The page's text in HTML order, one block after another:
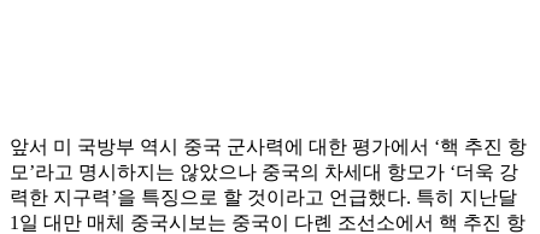
앞서 미 국방부 역시 중국 군사력에 대한 평가에서 ‘핵 추진 항
모’라고 명시하지는 않았으나 중국의 차세대 항모가 ‘더욱 강
력한 지구력’을 특징으로 할 것이라고 언급했다. 특히 지난달
1일 대만 매체 중국시보는 중국이 다롄 조선소에서 핵 추진 항